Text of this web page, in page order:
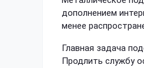
дополнением
менее
Главная задача
Продлить службу